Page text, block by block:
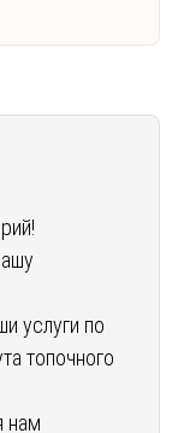
услуги по
топочного
нам